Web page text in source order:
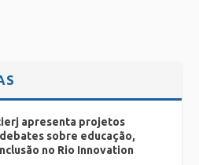
apresenta projetos
sobre educação,
no Rio Innovation